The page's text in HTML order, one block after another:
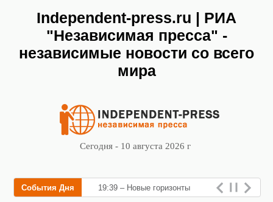
Independent-press.ru | РИА
"Независимая пресса" -
независимые новости со всего
мира
Сегодня - 10 августа 2026 г
События Дня 19:39 – Новые горизонты